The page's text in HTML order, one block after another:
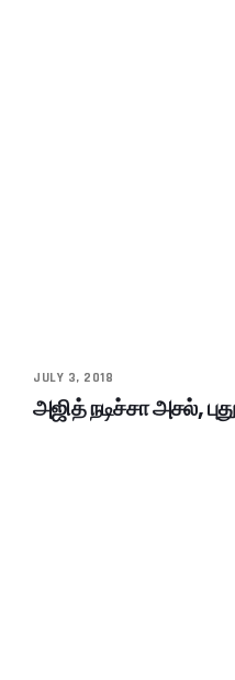
JULY 3, 2018
அஜித் நடிச்சா அசல்,